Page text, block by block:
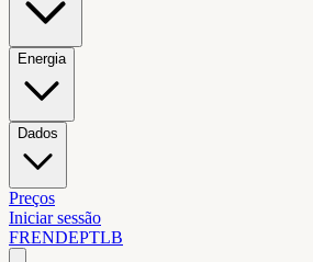
Energia
Dados
Preços
Iniciar sessão
FRENDEPTLB